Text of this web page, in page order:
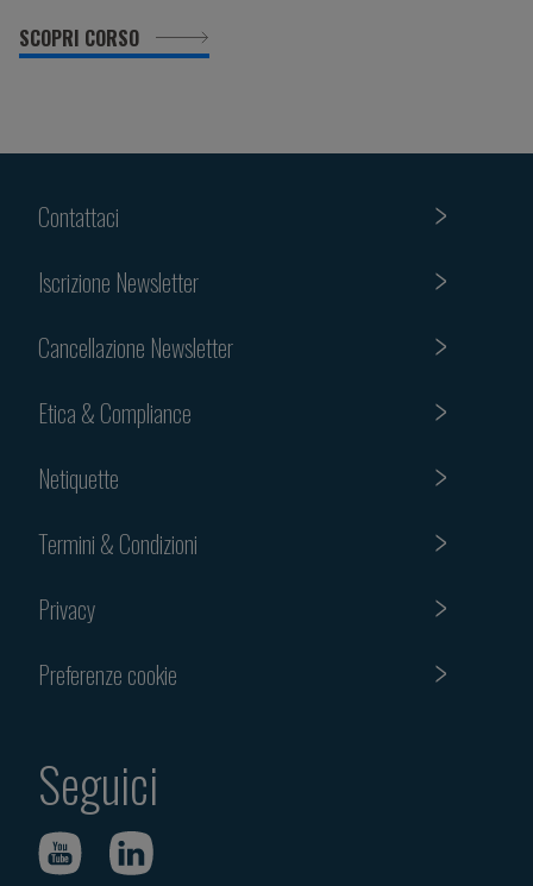
SCOPRI CORSO
Contattaci
Iscrizione Newsletter
Cancellazione Newsletter
Etica & Compliance
Netiquette
Termini & Condizioni
Privacy
Preferenze cookie
Seguici